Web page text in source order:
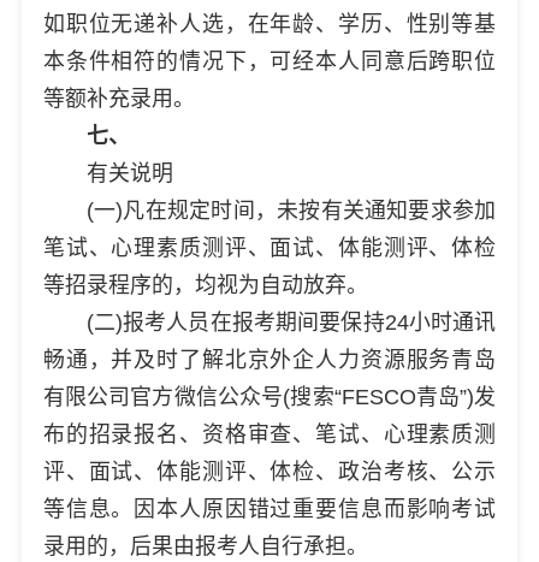
如职位无递补人选，在年龄、学历、性别等基
本条件相符的情况下，可经本人同意后跨职位
等额补充录用。
七、
有关说明
(一)凡在规定时间，未按有关通知要求参加
笔试、心理素质测评、面试、体能测评、体检
等招录程序的，均视为自动放弃。
(二)报考人员在报考期间要保持24小时通讯
畅通，并及时了解北京外企人力资源服务青岛
有限公司官方微信公众号(搜索“FESCO青岛”)发
布的招录报名、资格审查、笔试、心理素质测
评、面试、体能测评、体检、政治考核、公示
等信息。因本人原因错过重要信息而影响考试
录用的，后果由报考人自行承担。